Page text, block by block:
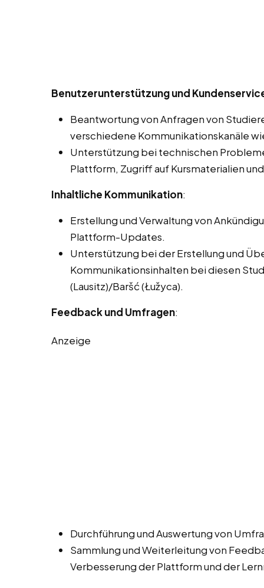
Benutzerunterstützung und
Beantwortung von Anfragen von
verschiedene Kommunikationskanäle
Unterstützung bei technischen
Plattform, Zugriff auf Kursmaterialien
Inhaltliche Kommunikation:
Erstellung und Verwaltung von
Plattform-Updates.
Unterstützung bei der Erstellung und
Kommunikationsinhalten bei diesen
(Lausitz)/Baršć (Łužyca).
Feedback und Umfragen:
Anzeige
Durchführung und Auswertung von
Sammlung und Weiterleitung von
Verbesserung der Plattform und der